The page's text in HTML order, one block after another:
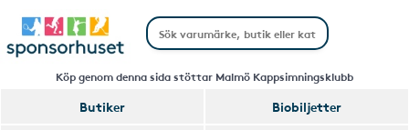
Köp genom denna sida stöttar Malmö Kappsimningsklubb
Butiker
Biobiljetter